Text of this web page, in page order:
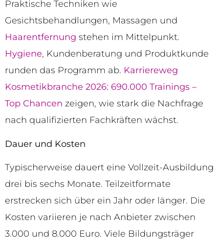
Praktische Techniken wie
Gesichtsbehandlungen, Massagen und
Haarentfernung stehen im Mittelpunkt.
Hygiene, Kundenberatung und Produktkunde
runden das Programm ab. Karriereweg
Kosmetikbranche 2026: 690.000 Trainings –
Top Chancen zeigen, wie stark die Nachfrage
nach qualifizierten Fachkräften wächst.
Dauer und Kosten
Typischerweise dauert eine Vollzeit-Ausbildung
drei bis sechs Monate. Teilzeitformate
erstrecken sich über ein Jahr oder länger. Die
Kosten variieren je nach Anbieter zwischen
3.000 und 8.000 Euro. Viele Bildungsträger